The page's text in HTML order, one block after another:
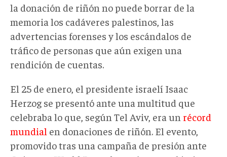
la donación de riñón no puede borrar de la
memoria los cadáveres palestinos, las
advertencias forenses y los escándalos de
tráfico de personas que aún exigen una
rendición de cuentas.
El 25 de enero, el presidente israelí Isaac
Herzog se presentó ante una multitud que
celebraba lo que, según Tel Aviv, era un récord
mundial en donaciones de riñón. El evento,
promovido tras una campaña de presión ante